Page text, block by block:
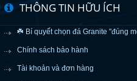
THÔNG TIN HỮU ÍCH
☘️ Bí quyết chọn đá Granite "đúng
Chính sách bảo hành
Tài khoản và đơn hàng